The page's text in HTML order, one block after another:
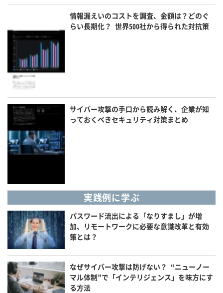
情報漏えいのコストを調査、金額は？どのぐ
らい長期化？ 世界500社から得られた対抗策
サイバー攻撃の手口から読み解く、企業が知
っておくべきセキュリティ対策まとめ
実践例に学ぶ
パスワード流出による「なりすまし」が増
加、リモートワークに必要な意識改革と有効
策とは？
なぜサイバー攻撃は防げない？ “ニューノー
マル体制”で「インテリジェンス」を味方にす
る方法